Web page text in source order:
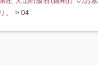
。
>04